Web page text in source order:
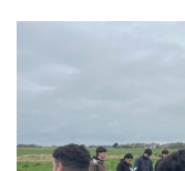
Académica
en